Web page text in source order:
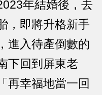
年結婚後，去
，即將升格新手
進入待產倒數的
下回到屏東老
再幸福地當一回